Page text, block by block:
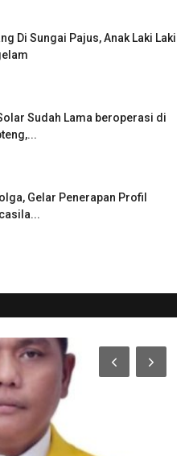
Di Sungai Pajus, Anak Laki Laki
Sudah Lama beroperasi di
Gelar Penerapan Profil